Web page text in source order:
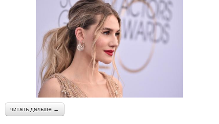
читать дальше →